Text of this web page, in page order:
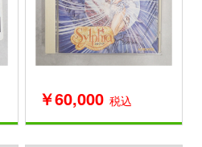
￥60,000 税込